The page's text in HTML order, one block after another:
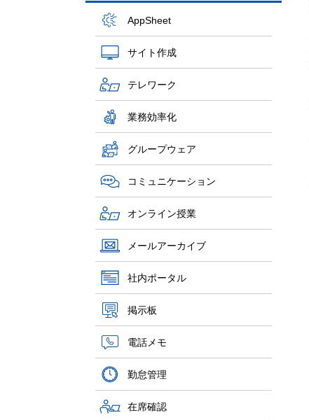
AppSheet
サイト作成
テレワーク
業務効率化
グループウェア
コミュニケーション
オンライン授業
メールアーカイブ
社内ポータル
掲示板
電話メモ
勤怠管理
在席確認